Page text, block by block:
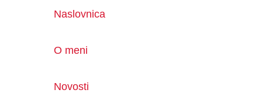
Naslovnica
O meni
Novosti